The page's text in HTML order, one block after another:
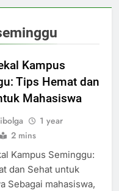
Kampus
Tips Hemat dan
Mahasiswa
1 year
2 mins
Kampus Seminggu:
dan Sehat untuk
Sebagai mahasiswa,